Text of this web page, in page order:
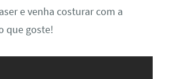
e venha costurar com a
que goste!